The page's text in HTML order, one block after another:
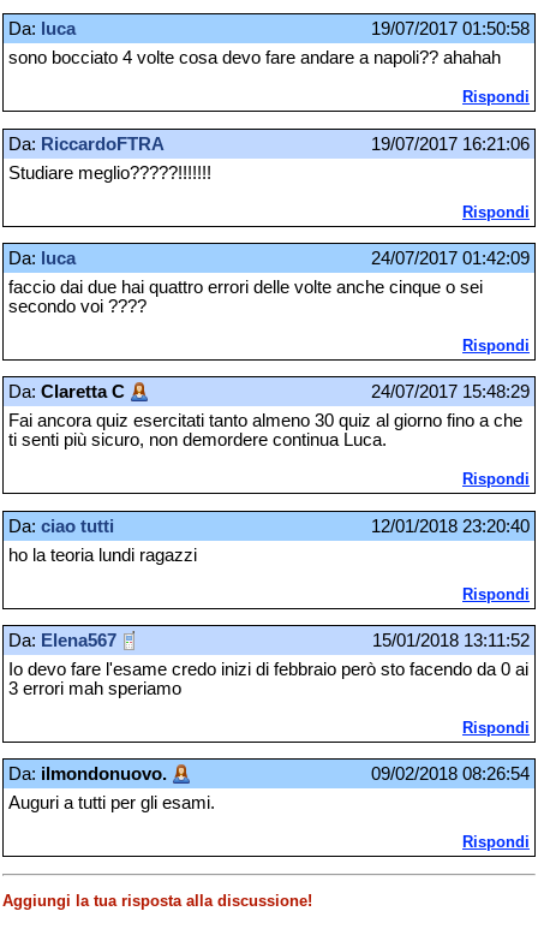
Da: luca
19/07/2017 01:50:58
sono bocciato 4 volte cosa devo fare andare a napoli?? ahahah
Rispondi
Da: RiccardoFTRA
19/07/2017 16:21:06
Studiare meglio?????!!!!!!!
Rispondi
Da: luca
24/07/2017 01:42:09
faccio dai due hai quattro errori delle volte anche cinque o sei
secondo voi ????
Rispondi
Da: Claretta C
24/07/2017 15:48:29
Fai ancora quiz esercitati tanto almeno 30 quiz al giorno fino a che
ti senti più sicuro, non demordere continua Luca.
Rispondi
Da: ciao tutti
12/01/2018 23:20:40
ho la teoria lundi ragazzi
Rispondi
Da: Elena567
15/01/2018 13:11:52
Io devo fare l'esame credo inizi di febbraio però sto facendo da 0 ai
3 errori mah speriamo
Rispondi
Da: ilmondonuovo.
09/02/2018 08:26:54
Auguri a tutti per gli esami.
Rispondi
Aggiungi la tua risposta alla discussione!